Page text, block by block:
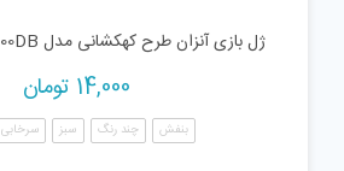
ژل بازی آنزان طرح کهکشانی مدل GLX300DB
14,000 تومان
بنفش چند رنگ سبز سرخابی